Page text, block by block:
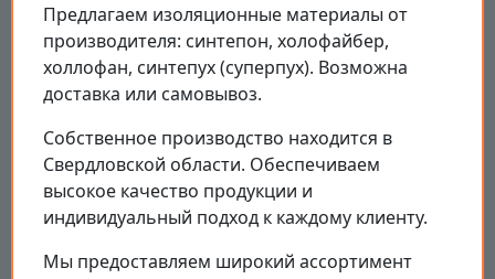
Предлагаем изоляционные материалы от
производителя: синтепон, холофайбер,
холлофан, синтепух (суперпух). Возможна
доставка или самовывоз.
Собственное производство находится в
Свердловской области. Обеспечиваем
высокое качество продукции и
индивидуальный подход к каждому клиенту.
Мы предоставляем широкий ассортимент